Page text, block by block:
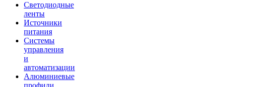
Светодиодные
ленты
Источники
питания
Системы
управления
и
автоматизации
Алюминиевые
профили